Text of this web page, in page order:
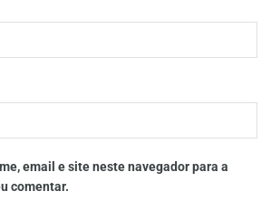
email e site neste navegador para a
comentar.